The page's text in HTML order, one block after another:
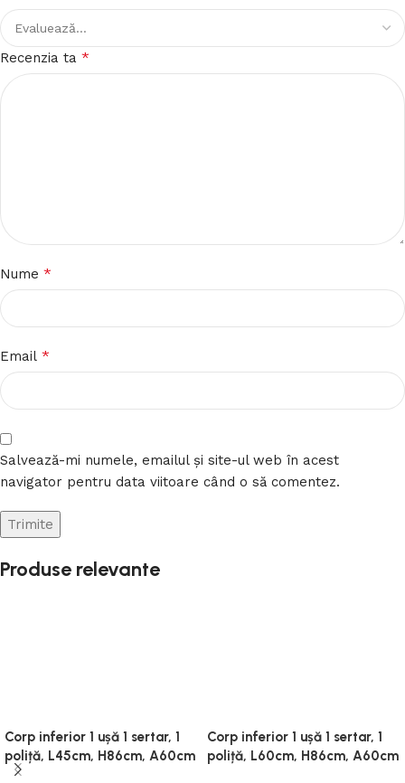
Recenzia ta *
Nume *
Email *
Salvează-mi numele, emailul și site-ul web în acest
navigator pentru data viitoare când o să comentez.
Produse relevante
Corp inferior 1 ușă 1 sertar, 1
poliță, L45cm, H86cm, A60cm
Corp inferior 1 ușă 1 sertar, 1
poliță, L60cm, H86cm, A60cm